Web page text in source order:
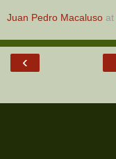
Juan Pedro Macaluso at
‹